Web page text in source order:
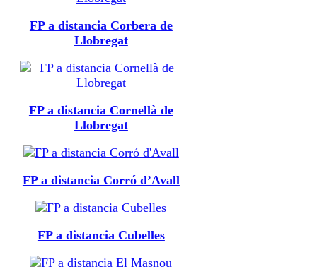
FP a distancia Corbera de
Llobregat
FP a distancia Cornellà de
Llobregat
FP a distancia Corró d’Avall
FP a distancia Cubelles